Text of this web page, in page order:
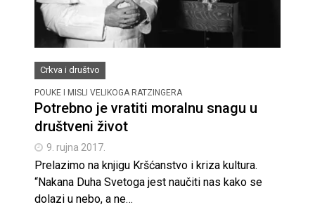
Crkva i društvo
POUKE I MISLI VELIKOGA RATZINGERA
Potrebno je vratiti moralnu snagu u
društveni život
9. rujna 2017.
Prelazimo na knjigu Kršćanstvo i kriza kultura.
“Nakana Duha Svetoga jest naučiti nas kako se
dolazi u nebo, a ne…